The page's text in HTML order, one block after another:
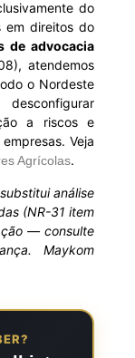
do
em direitos do
de advocacia
atendemos
o Nordeste
a riscos e
Veja
Agrícolas.
análise
(NR-31 item
— consulte
Maykom